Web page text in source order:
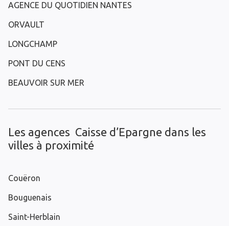
AGENCE DU QUOTIDIEN NANTES
ORVAULT
LONGCHAMP
PONT DU CENS
BEAUVOIR SUR MER
Les agences Caisse d’Epargne dans les
villes à proximité
Couëron
Bouguenais
Saint-Herblain